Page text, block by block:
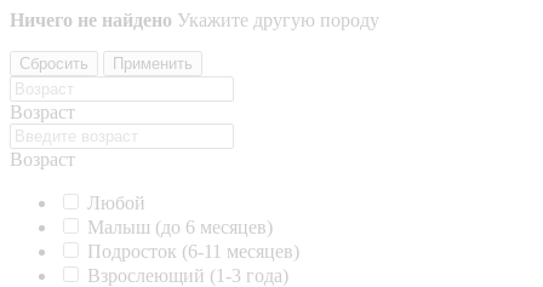
Ничего не найдено Укажите другую породу
Сбросить Применить
Возраст
Возраст
Любой
Малыш (до 6 месяцев)
Подросток (6-11 месяцев)
Взрослеющий (1-3 года)